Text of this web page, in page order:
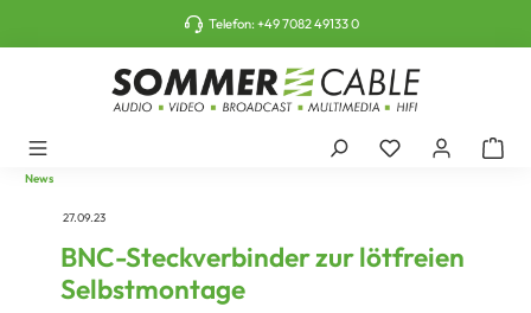
Telefon:+49 7082 49133 0
News
27.09.23
BNC-Steckverbinder zur lötfreien
Selbstmontage